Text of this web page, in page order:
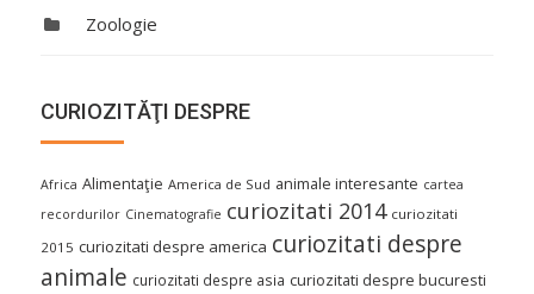
Zoologie
CURIOZITĂŢI DESPRE
Africa Alimentaţie America de Sud animale interesante cartea
recordurilor Cinematografie curiozitati 2014 curiozitati
2015 curiozitati despre america curiozitati despre
animale curiozitati despre asia curiozitati despre bucuresti